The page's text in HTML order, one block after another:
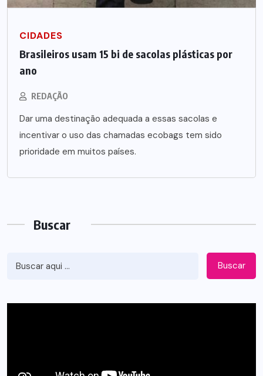
CIDADES
Brasileiros usam 15 bi de sacolas plásticas por
ano
REDAÇÃO
Dar uma destinação adequada a essas sacolas e
incentivar o uso das chamadas ecobags tem sido
prioridade em muitos países.
Buscar
Buscar